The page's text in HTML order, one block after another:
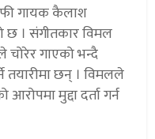
गायक कैलाश
छ । संगीतकार विमल
गाएको भन्दै
तयारीमा छन् । विमलले
मुद्दा दर्ता गर्न